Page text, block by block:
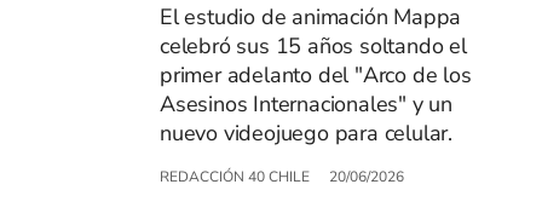
El estudio de animación Mappa
celebró sus 15 años soltando el
primer adelanto del "Arco de los
Asesinos Internacionales" y un
nuevo videojuego para celular.
REDACCIÓN 40 CHILE 20/06/2026